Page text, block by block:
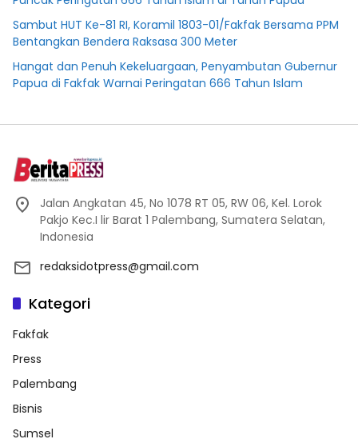
Sambut HUT Ke-81 RI, Koramil 1803-01/Fakfak Bersama PPM
Bentangkan Bendera Raksasa 300 Meter
Hangat dan Penuh Kekeluargaan, Penyambutan Gubernur
Papua di Fakfak Warnai Peringatan 666 Tahun Islam
Jalan Angkatan 45, No 1078 RT 05, RW 06, Kel. Lorok
Pakjo Kec.I lir Barat 1 Palembang, Sumatera Selatan,
Indonesia
redaksidotpress@gmail.com
Kategori
Fakfak
Press
Palembang
Bisnis
Sumsel